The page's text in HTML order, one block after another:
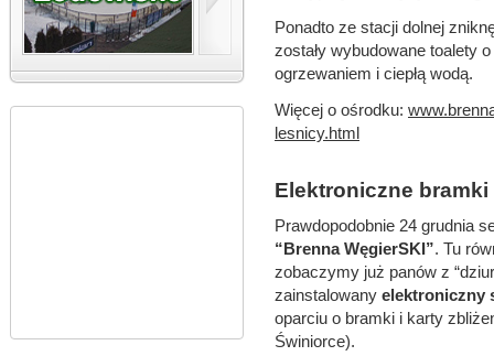
Ponadto ze stacji dolnej
zostały wybudowane toalety
ogrzewaniem i ciepłą wodą.
Więcej o ośrodku:
lesnicy.html
Elektroniczne bramki
Prawdopodobnie 24 grudnia
“Brenna WęgierSKI”. Tu
zobaczymy już panów z
zainstalowany elektroniczny
oparciu o bramki i karty
Świniorce).